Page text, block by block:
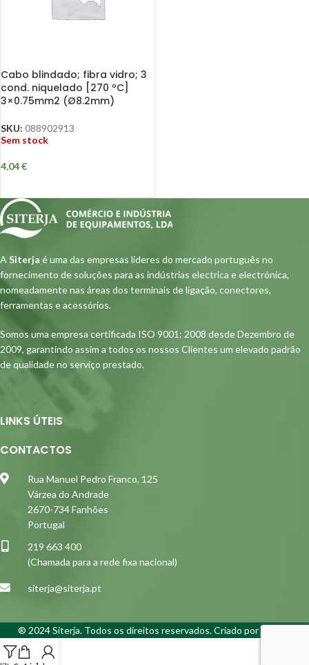
Cabo blindado; fibra vidro; 3
cond. niquelado [270 ºC]
3×0.75mm2 (Ø8.2mm)
SKU: 088902913
Sem stock
4,04€
A Siterja é uma das empresas lideres do mercado português no
fornecimento de soluções para as indústrias electrica e electrónica,
nomeadamente nas áreas dos terminais de ligação, conectores,
ferramentas e acessórios.
Somos uma empresa certificada ISO 9001: 2008 desde Dezembro de
2009, garantindo assim a todos os nossos Clientes um elevado padrão
de qualidade no serviço prestado.
LINKS ÚTEIS
CONTACTOS
Rua Manuel Pedro Franco, 125
Várzea do Andrade
2670-734 Fanhões
Portugal
219 663 400
(Chamada para a rede fixa nacional)
siterja@siterja.pt
® 2024 Siterja. Todos os direitos reservados. Criado porAlidata